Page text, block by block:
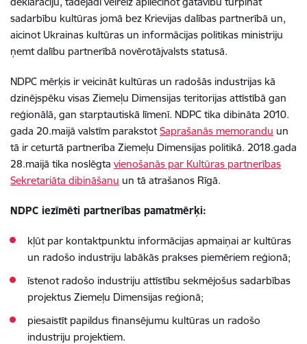
sadarbību kultūras jomā bez Krievijas dalības partnerībā un,
aicinot Ukrainas kultūras un informācijas politikas ministriju
ņemt dalību partnerībā novērotājvalsts statusā.
NDPC mērķis ir veicināt kultūras un radošās industrijas kā
dzinējspēku visas Ziemeļu Dimensijas teritorijas attīstībā gan
reģionālā, gan starptautiskā līmenī. NDPC tika dibināta 2010.
gada 20.maijā valstīm parakstotSaprašanās memorandu un
tā ir ceturtā partnerība Ziemeļu Dimensijas politikā. 2018.gada
28.maijā tika noslēgta vienošanās par Kultūras partnerības
Sekretariāta dibināšanu un tā atrašanos Rīgā.
NDPC iezīmēti partnerības pamatmērķi:
kļūt par kontaktpunktu informācijas apmaiņai ar kultūras
un radošo industriju labākās prakses piemēriem reģionā;
īstenot radošo industriju attīstību sekmējošus sadarbības
projektus Ziemeļu Dimensijas reģionā;
piesaistīt papildus finansējumu kultūras un radošo
industriju projektiem.